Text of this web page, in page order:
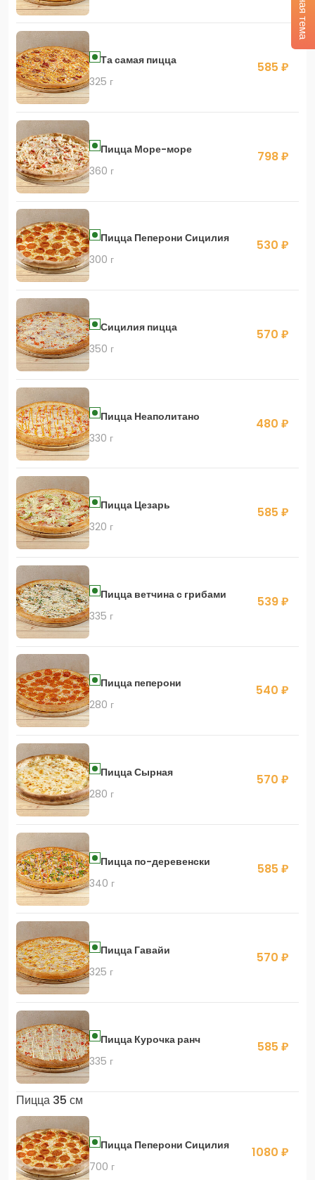
Та самая пицца
325 г
585 ₽
Пицца Море-море
360 г
798 ₽
Пицца Пеперони Сицилия
300 г
530 ₽
Сицилия пицца
350 г
570 ₽
Пицца Неаполитано
330 г
480 ₽
Пицца Цезарь
320 г
585 ₽
Пицца ветчина с грибами
335 г
539 ₽
Пицца пеперони
280 г
540 ₽
Пицца Сырная
280 г
570 ₽
Пицца по-деревенски
340 г
585 ₽
Пицца Гавайи
325 г
570 ₽
Пицца Курочка ранч
335 г
585 ₽
Пицца 35 см
Пицца Пеперони Сицилия
700 г
1080 ₽